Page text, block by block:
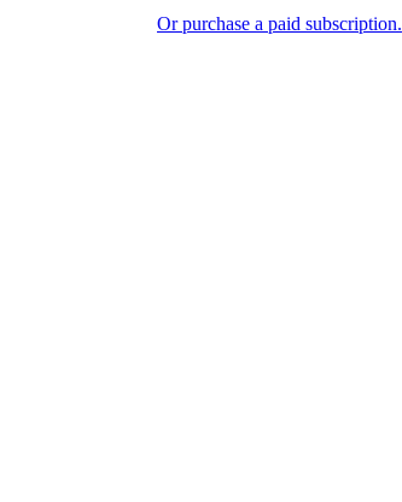
Or purchase a paid subscription.